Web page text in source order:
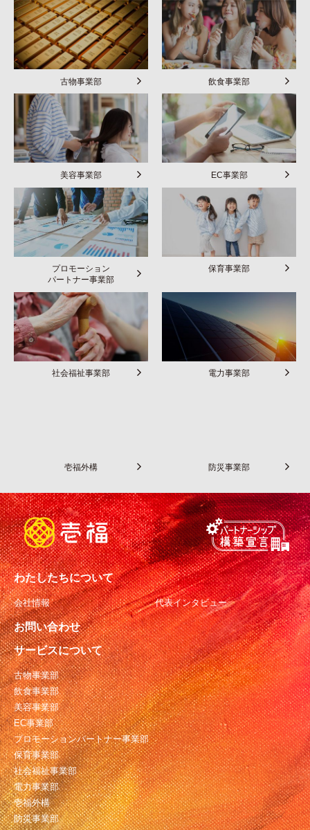
古物事業部 飲食事業部
美容事業部 EC事業部
プロモーション
パートナー事業部
保育事業部
社会福祉事業部 電力事業部
壱福外構 防災事業部
わたしたちについて
会社情報 代表インタビュー
お問い合わせ
サービスについて
古物事業部
飲食事業部
美容事業部
EC事業部
プロモーションパートナー事業部
保育事業部
社会福祉事業部
電力事業部
壱福外構
防災事業部